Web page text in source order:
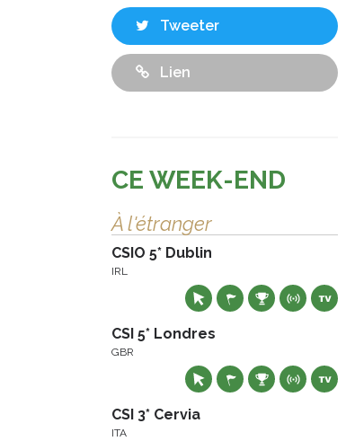
Tweeter
Lien
CE WEEK-END
À l'étranger
CSIO 5* Dublin
IRL
CSI 5* Londres
GBR
CSI 3* Cervia
ITA